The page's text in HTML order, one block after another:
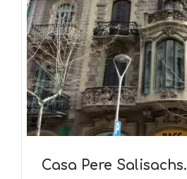
Casa Pere Salisachs.